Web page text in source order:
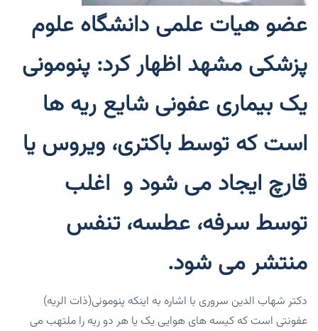
عضو هیات علمی دانشگاه علوم
پزشکی مشهد اظهار کرد: پنومونی
یک بیماری عفونی شایع ریه ها
است که توسط باکتری، ویروس یا
قارچ ایجاد می شود و اغلب
توسط سرفه، عطسه، تنفس
منتشر می شود.
دکتر شهاب الدین سروری با اشاره به اینکه پنومونی(ذات الریه)
عفونتی است که کیسه های هوایی یک یا هر دو ریه را ملتهب می